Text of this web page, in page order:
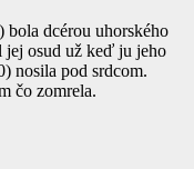
dcérou uhorského
jej osud už keď ju jeho
nosila pod srdcom.
čo zomrela.